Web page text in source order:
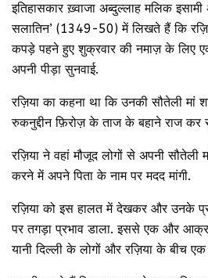
इतिहासकार ख़्वाजा अब्दुल्लाह मलिक
सलातिन’ (1349-50) में लिखते हैं कि
कपड़े पहने हुए शुक्रवार की नमाज़ के लिए
अपनी पीड़ा सुनवाई.
रज़िया का कहना था कि उनकी सौतेली मां
रुकनुद्दीन फ़िरोज़ के ताज के बहाने राज कर
रज़िया ने वहां मौजूद लोगों से अपनी सौतेली
करने में अपने पिता के नाम पर मदद मांगी.
रज़िया को इस हालत में देखकर और उनके
पर तगड़ा प्रभाव डाला. इससे एक और
यानी दिल्ली के लोगों और रज़िया के बीच